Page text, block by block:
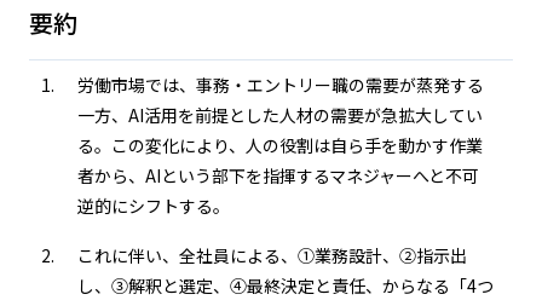
要約
労働市場では、事務・エントリー職の需要が蒸発する
一方、AI活用を前提とした人材の需要が急拡大してい
る。この変化により、人の役割は自ら手を動かす作業
者から、AIという部下を指揮するマネジャーへと不可
逆的にシフトする。
これに伴い、全社員による、①業務設計、②指示出
し、③解釈と選定、④最終決定と責任、からなる「4つ